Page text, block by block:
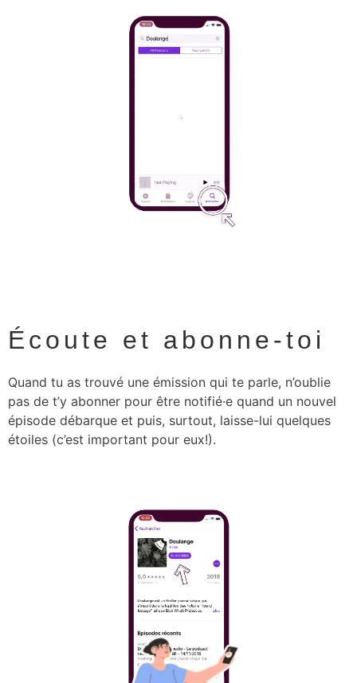
Écoute et abonne-toi
Quand tu as trouvé une émission qui te parle, n’oublie
pas de t’y abonner pour être notifié·e quand un nouvel
épisode débarque et puis, surtout, laisse-lui quelques
étoiles (c’est important pour eux!).